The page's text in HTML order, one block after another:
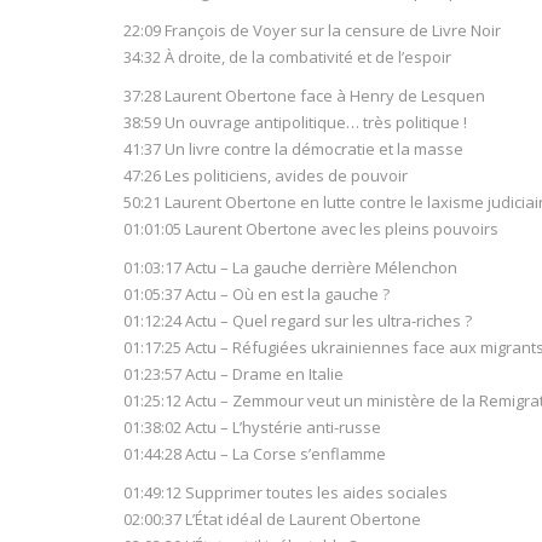
22:09 François de Voyer sur la censure de Livre Noir
34:32 À droite, de la combativité et de l’espoir
37:28 Laurent Obertone face à Henry de Lesquen
38:59 Un ouvrage antipolitique… très politique !
41:37 Un livre contre la démocratie et la masse
47:26 Les politiciens, avides de pouvoir
50:21 Laurent Obertone en lutte contre le laxisme
01:01:05 Laurent Obertone avec les pleins pouvoirs
01:03:17 Actu – La gauche derrière Mélenchon
01:05:37 Actu – Où en est la gauche ?
01:12:24 Actu – Quel regard sur les ultra-riches ?
01:17:25 Actu – Réfugiées ukrainiennes face aux migrants
01:23:57 Actu – Drame en Italie
01:25:12 Actu – Zemmour veut un ministère de la
01:38:02 Actu – L’hystérie anti-russe
01:44:28 Actu – La Corse s’enflamme
01:49:12 Supprimer toutes les aides sociales
02:00:37 L’État idéal de Laurent Obertone